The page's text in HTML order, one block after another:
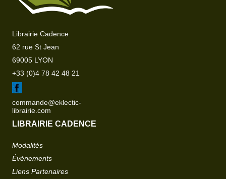
Librairie Cadence
62 rue St Jean
69005 LYON
+33 (0)4 78 42 48 21
commande@eklectic-
librairie.com
LIBRAIRIE CADENCE
Modalités
Événements
Liens Partenaires